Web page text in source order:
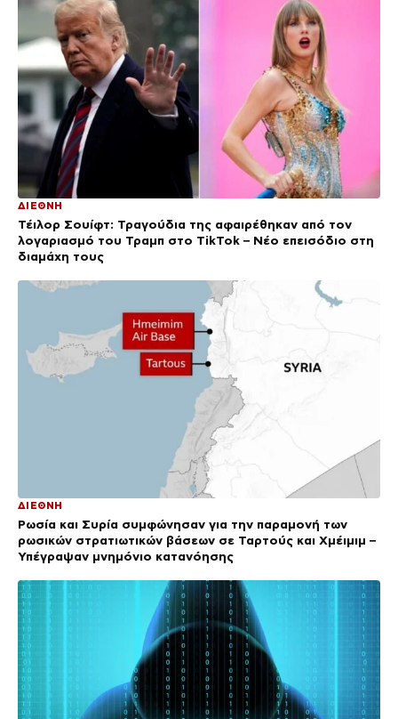
ΔΙΕΘΝΗ
Τέιλορ Σουίφτ: Τραγούδια της αφαιρέθηκαν από τον
λογαριασμό του Τραμπ στο TikTok – Νέο επεισόδιο στη
διαμάχη τους
ΔΙΕΘΝΗ
Ρωσία και Συρία συμφώνησαν για την παραμονή των
ρωσικών στρατιωτικών βάσεων σε Ταρτούς και Χμέιμιμ –
Υπέγραψαν μνημόνιο κατανόησης